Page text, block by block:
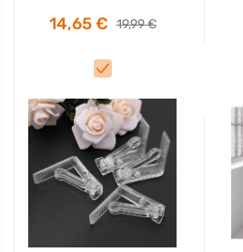
14,65 € 19,99 €